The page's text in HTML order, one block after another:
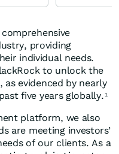
providing
individual needs.
to unlock the
evidenced by nearly
five years globally. 1
platform, we also
are meeting investors’
of our clients. As a